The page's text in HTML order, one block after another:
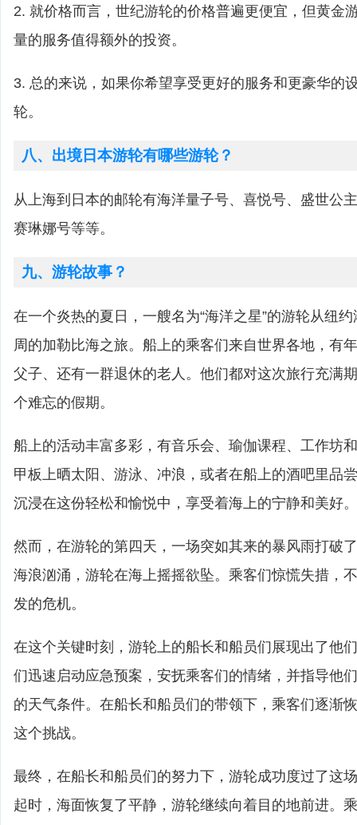
2. 就价格而言，世纪游轮的价格普遍更便宜，但黄金
量的服务值得额外的投资。
3. 总的来说，如果你希望享受更好的服务和更豪华的
轮。
八、出境日本游轮有哪些游轮？
从上海到日本的邮轮有海洋量子号、喜悦号、盛世公
赛琳娜号等等。
九、游轮故事？
在一个炎热的夏日，一艘名为“海洋之星”的游轮从纽
周的加勒比海之旅。船上的乘客们来自世界各地，有
父子、还有一群退休的老人。他们都对这次旅行充满
个难忘的假期。
船上的活动丰富多彩，有音乐会、瑜伽课程、工作坊
甲板上晒太阳、游泳、冲浪，或者在船上的酒吧里品
沉浸在这份轻松和愉悦中，享受着海上的宁静和美好。
然而，在游轮的第四天，一场突如其来的暴风雨打破
海浪汹涌，游轮在海上摇摇欲坠。乘客们惊慌失措，
发的危机。
在这个关键时刻，游轮上的船长和船员们展现出了他
们迅速启动应急预案，安抚乘客们的情绪，并指导他
的天气条件。在船长和船员们的带领下，乘客们逐渐
这个挑战。
最终，在船长和船员们的努力下，游轮成功度过了这
起时，海面恢复了平静，游轮继续向着目的地前进。